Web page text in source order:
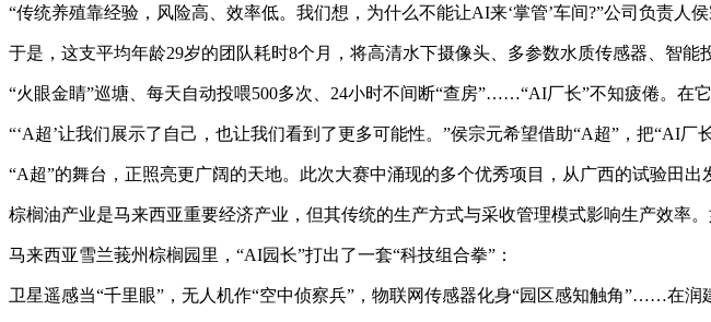
“传统养殖靠经验，风险高、效率低。我们想，为什么不能让AI来‘掌管’车间?”公司负责人
于是，这支平均年龄29岁的团队耗时8个月，将高清水下摄像头、多参数水质传感器、智能
“火眼金睛”巡塘、每天自动投喂500多次、24小时不间断“查房”……“AI厂长”不知疲倦。在
“‘A超’让我们展示了自己，也让我们看到了更多可能性。”侯宗元希望借助“A超”，把“AI
“A超”的舞台，正照亮更广阔的天地。此次大赛中涌现的多个优秀项目，从广西的试验田
棕榈油产业是马来西亚重要经济产业，但其传统的生产方式与采收管理模式影响生产效率
马来西亚雪兰莪州棕榈园里，“AI园长”打出了一套“科技组合拳”：
卫星遥感当“千里眼”，无人机作“空中侦察兵”，物联网传感器化身“园区感知触角”……在润